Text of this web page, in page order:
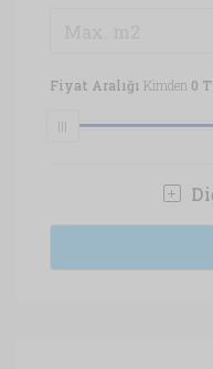
Fiyat Aralığı Kimden 0